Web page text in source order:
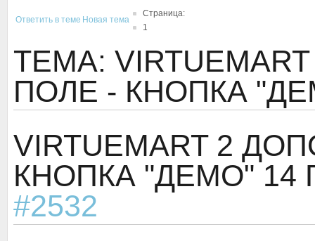
Ответить в теме Новая тема
Страница:
1
ТЕМА:
ПОЛЕ - КНОПКА
VIRTUEMART 2
КНОПКА "ДЕМО" 14
#2532